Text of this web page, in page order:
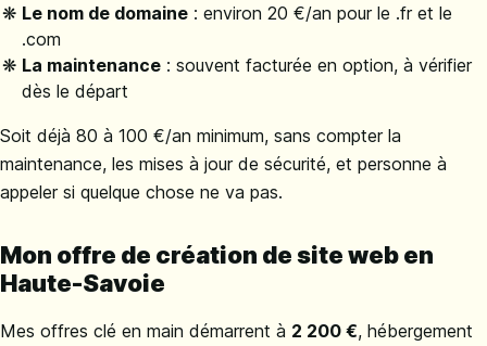
Le nom de domaine : environ 20 €/an pour le .fr et le
.com
La maintenance : souvent facturée en option, à vérifier
dès le départ
Soit déjà 80 à 100 €/an minimum, sans compter la
maintenance, les mises à jour de sécurité, et personne à
appeler si quelque chose ne va pas.
Mon offre de création de site web en
Haute-Savoie
Mes offres clé en main démarrent à 2 200 €, hébergement